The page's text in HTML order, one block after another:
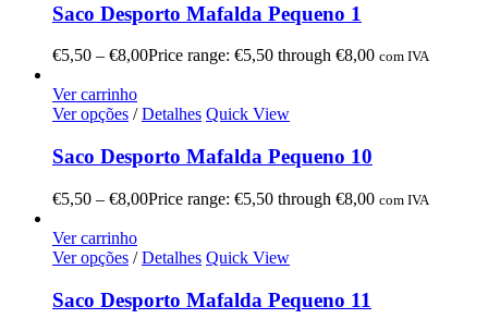
Saco Desporto Mafalda Pequeno 1
€5,50 – €8,00Price range: €5,50 through €8,00 com IVA
Ver carrinho
Ver opções / Detalhes Quick View
Saco Desporto Mafalda Pequeno 10
€5,50 – €8,00Price range: €5,50 through €8,00 com IVA
Ver carrinho
Ver opções / Detalhes Quick View
Saco Desporto Mafalda Pequeno 11